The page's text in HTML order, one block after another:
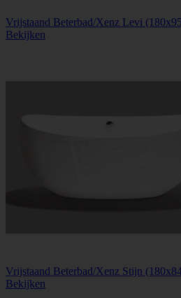
Vrijstaand Beterbad/Xenz Levi
Bekijken
Vrijstaand Beterbad/Xenz Stijn
Bekijken